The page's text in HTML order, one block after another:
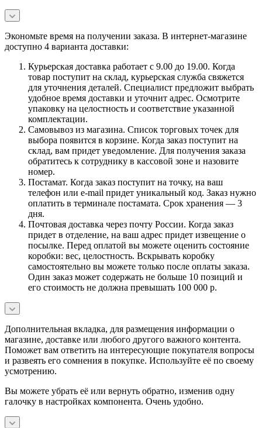
Экономьте время на получении заказа. В интернет-магазине
доступно 4 варианта доставки:
Курьерская доставка работает с 9.00 до 19.00. Когда
товар поступит на склад, курьерская служба свяжется
для уточнения деталей. Специалист предложит выбрать
удобное время доставки и уточнит адрес. Осмотрите
упаковку на целостность и соответствие указанной
комплектации.
Самовывоз из магазина. Список торговых точек для
выбора появится в корзине. Когда заказ поступит на
склад, вам придет уведомление. Для получения заказа
обратитесь к сотруднику в кассовой зоне и назовите
номер.
Постамат. Когда заказ поступит на точку, на ваш
телефон или e-mail придет уникальный код. Заказ нужно
оплатить в терминале постамата. Срок хранения — 3
дня.
Почтовая доставка через почту России. Когда заказ
придет в отделение, на ваш адрес придет извещение о
посылке. Перед оплатой вы можете оценить состояние
коробки: вес, целостность. Вскрывать коробку
самостоятельно вы можете только после оплаты заказа.
Один заказ может содержать не больше 10 позиций и
его стоимость не должна превышать 100 000 р.
Дополнительная вкладка, для размещения информации о
магазине, доставке или любого другого важного контента.
Поможет вам ответить на интересующие покупателя вопросы
и развеять его сомнения в покупке. Используйте её по своему
усмотрению.
Вы можете убрать её или вернуть обратно, изменив одну
галочку в настройках компонента. Очень удобно.